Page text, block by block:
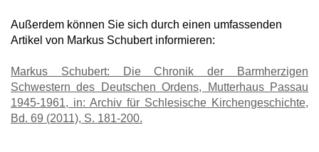
Außerdem können Sie sich durch einen umfassenden
Artikel von Markus Schubert informieren:
Markus Schubert: Die Chronik der Barmherzigen
Schwestern des Deutschen Ordens, Mutterhaus Passau
1945-1961, in: Archiv für Schlesische Kirchengeschichte,
Bd. 69 (2011), S. 181-200.